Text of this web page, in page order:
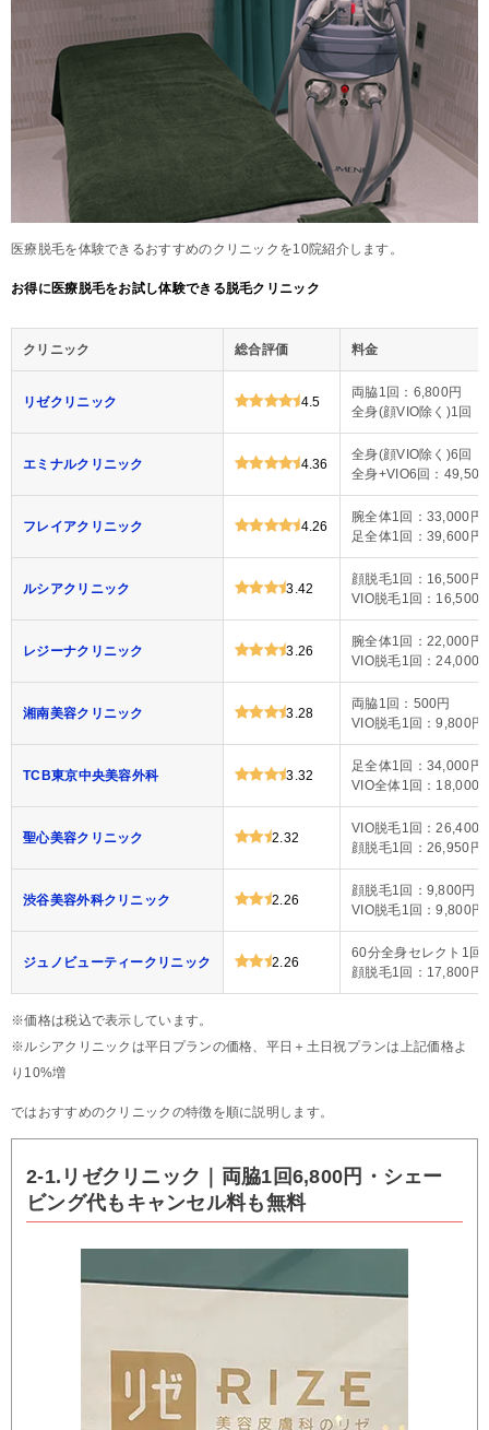
医療脱毛を体験できるおすすめのクリニックを10院紹介します。
お得に医療脱毛をお試し体験できる脱毛クリニック
クリニック 総合評価 料金
リゼクリニック 4.5
両脇1回：6,800円
全身(顔VIO除く)1回
エミナルクリニック 4.36
全身(顔VIO除く)6回
全身+VIO6回：
フレイアクリニック 4.26
腕全体1回：33,000円
足全体1回：39,600円
ルシアクリニック 3.42
顔脱毛1回：16,500円
VIO脱毛1回：16,500
レジーナクリニック 3.26
腕全体1回：22,000円
VIO脱毛1回：24,000
湘南美容クリニック 3.28
両脇1回：500円
VIO脱毛1回：9,800円
TCB東京中央美容外科 3.32
足全体1回：34,000円
VIO全体1回：18,000
聖心美容クリニック 2.32
VIO脱毛1回：26,400
顔脱毛1回：26,950円
渋谷美容外科クリニック 2.26
顔脱毛1回：9,800円
VIO脱毛1回：9,800円
ジュノビューティークリニック 2.26
60分全身セレクト1回
顔脱毛1回：17,800円
※価格は税込で表示しています。
※ルシアクリニックは平日プランの価格、平日＋土日祝プランは上記価格よ
り10%増
ではおすすめのクリニックの特徴を順に説明します。
2-1.リゼクリニック｜両脇1回6,800円・シェー
ビング代もキャンセル料も無料